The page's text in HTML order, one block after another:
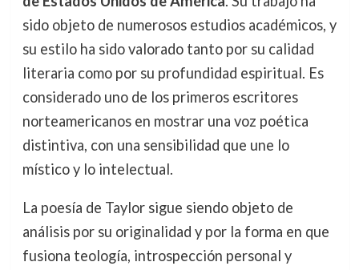
sido objeto de numerosos estudios académicos, y
su estilo ha sido valorado tanto por su calidad
literaria como por su profundidad espiritual. Es
considerado uno de los primeros escritores
norteamericanos en mostrar una voz poética
distintiva, con una sensibilidad que une lo
místico y lo intelectual.
La poesía de Taylor sigue siendo objeto de
análisis por su originalidad y por la forma en que
fusiona teología, introspección personal y